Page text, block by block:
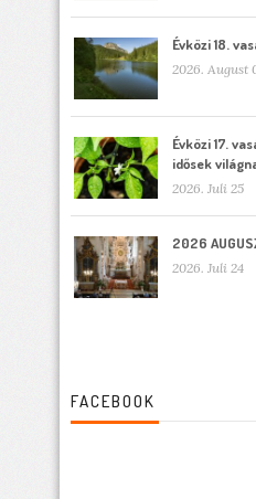
Évközi 18.
2026. August
Évközi 17.
idősek
2026. Juli 25
2026
2026. Juli 24
FACEBOOK